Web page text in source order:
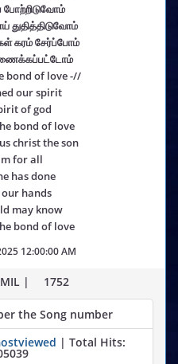
போற்றிடுவோம்
கரம் சேர்ப்போம்
bond of love -//
our spirit
of god
bond of love
christ the son
for all
has done
hands
may know
bond of love
12:00:00 AM
| 1752
the Song number
| Total Hits: